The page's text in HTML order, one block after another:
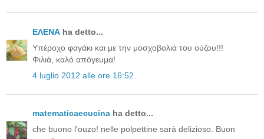
ΕΛΕΝΑ ha detto...
Υπέροχο φαγάκι και με την μοσχοβολιά του ούζου!!!
Φιλιά, καλό απόγευμα!
4 luglio 2012 alle ore 16:52
matematicaecucina ha detto...
che buono l'ouzo! nelle polpettine sarà delizioso. Buon